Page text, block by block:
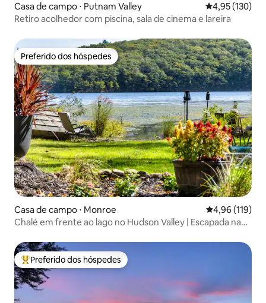
Casa de campo ⋅ Putnam Valley 4,95 de uma
4,95 (130)
Retiro acolhedor com piscina, sala de cinema e lareira
Preferido dos hóspedes
Preferido dos hóspedes
Casa de campo ⋅ Monroe 4,96 de uma
4,96 (119)
Chalé em frente ao lago no Hudson Valley | Escapada na
Entre os melhores preferidos dos hóspedes
Preferido dos hóspedes